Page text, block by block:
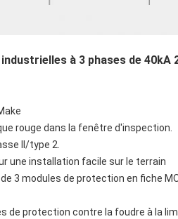
à 3 phases de 40kA
rouge dans la fenêtre d'inspection.
II/type 2.
une installation facile sur le terrain
3 modules de protection en fiche
de protection contre la foudre à la